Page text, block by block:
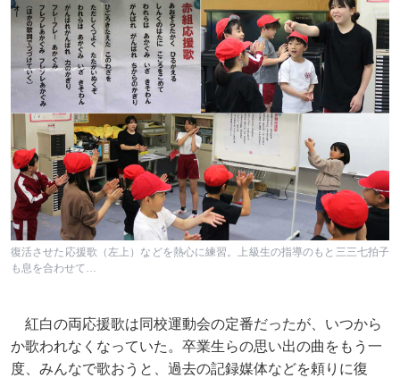
復活させた応援歌（左上）などを熱心に練習。上級生の指導のもと三三七拍子
も息を合わせて…
紅白の両応援歌は同校運動会の定番だったが、いつから
か歌われなくなっていた。卒業生らの思い出の曲をもう一
度、みんなで歌おうと、過去の記録媒体などを頼りに復